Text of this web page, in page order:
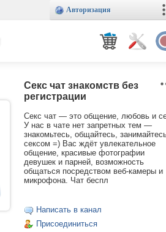
Авторизация
Секс чат знакомств без
регистрации
Секс чат — это общение, любовь и
У нас в чате нет запретных тем —
знакомьтесь, общайтесь,
сексом =) Вас ждёт увлекательное
общение, красивые фотографии
девушек и парней, возможность
общаться посредством веб-камеры и
микрофона. Чат беспл
Написать в канал
Присоединиться